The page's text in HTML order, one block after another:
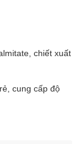
chiết xuất
cung cấp độ